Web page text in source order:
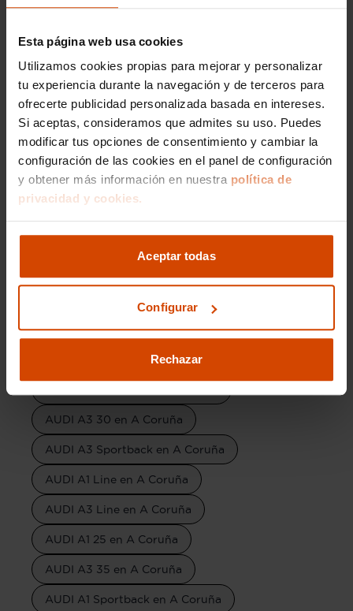
Esta página web usa cookies
Utilizamos cookies propias para mejorar y personalizar
tu experiencia durante la navegación y de terceros para
ofrecerte publicidad personalizada basada en intereses.
Si aceptas, consideramos que admites su uso. Puedes
modificar tus opciones de consentimiento y cambiar la
configuración de las cookies en el panel de configuración
y obtener más información en nuestra política de
privacidad y cookies.
Aceptar todas
Configurar
Rechazar
Versiones del modelo
AUDI Q5 Sportback Advanced
Modelos por provincia
AUDI A1 en A Coruña AUDI A3 en A Coruña
AUDI A4 en A Coruña
AUDI Q2 en A Coruña
AUDI TT en A Coruña
AUDI A6 en A Coruña
AUDI A3 30 en A Coruña
AUDI A3 Sportback en A Coruña
AUDI A1 Line en A Coruña
AUDI A3 Line en A Coruña
AUDI A1 25 en A Coruña
AUDI A3 35 en A Coruña
AUDI A1 Sportback en A Coruña